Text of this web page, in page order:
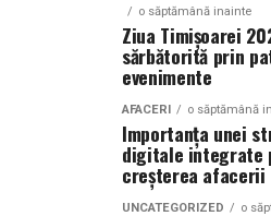
o săptămână inainte
Ziua Timișoarei
sărbătorită prin
evenimente
AFACERI o săptămână
Importanța unei
digitale integrate
creșterea afacerii
UNCATEGORIZED o